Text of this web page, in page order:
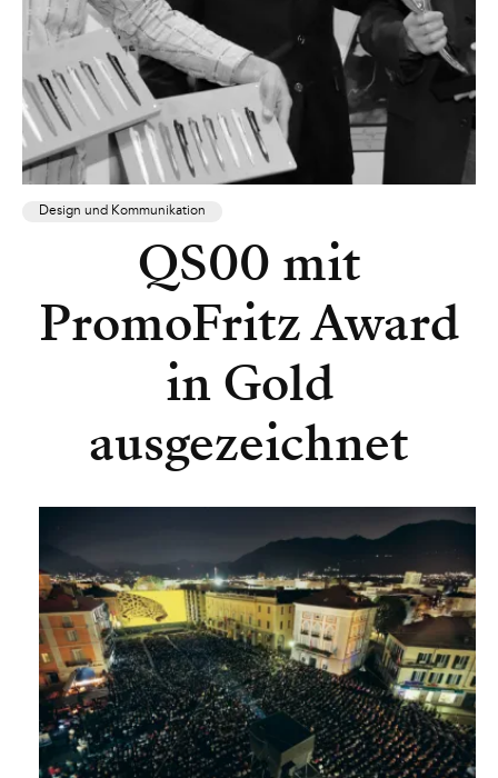
Design und Kommunikation
QS00 mit
PromoFritz Award
in Gold
ausgezeichnet